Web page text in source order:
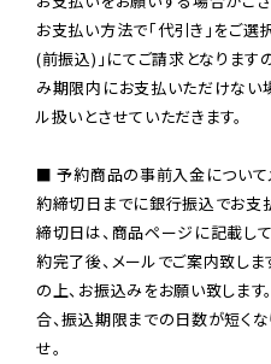
お支払い方法で「代引き」をご選
(前振込)」にてご請求となります
み期限内にお支払いただけない
ル扱いとさせていただきます。
■ 予約商品の事前入金について
約締切日までに銀行振込でお支
締切日は、商品ページに記載し
約完了後、メールでご案内致し
の上、お振込みをお願い致しま
合、振込期限までの日数が短く
せ。